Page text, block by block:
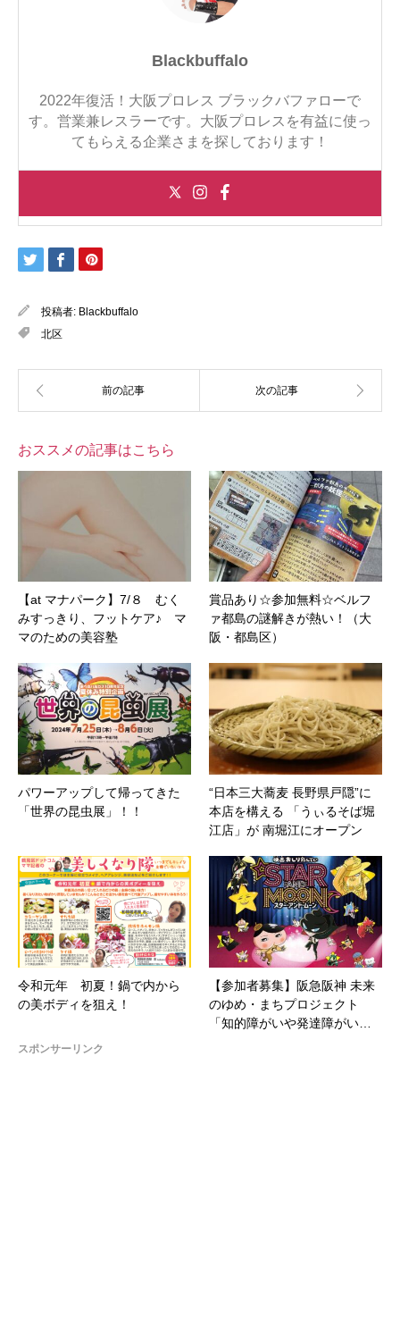
Blackbuffalo
2022年復活！大阪プロレス ブラックバファローで
す。営業兼レスラーです。大阪プロレスを有益に使っ
てもらえる企業さまを探しております！
投稿者: Blackbuffalo
北区
おススメの記事はこちら
【at マナパーク】7/８ むく
みすっきり、フットケア♪ マ
マのための美容塾
賞品あり☆参加無料☆ベルフ
ァ都島の謎解きが熱い！（大
阪・都島区）
パワーアップして帰ってきた
「世界の昆虫展」！！
“日本三大蕎麦 長野県戸隠”に
本店を構える 「うぃるそば堀
江店」が 南堀江にオープン
令和元年 初夏！鍋で内から
の美ボディを狙え！
【参加者募集】阪急阪神 未来
のゆめ・まちプロジェクト
「知的障がいや発達障がい…
スポンサーリンク